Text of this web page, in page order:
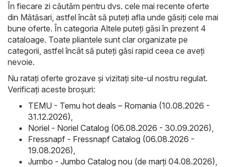
În fiecare zi căutăm pentru dvs. cele mai recente oferte
din Mătăsari, astfel încât să puteți afla unde găsiți cele mai
bune oferte. În categoria Altele puteți găsi în prezent 4
cataloage. Toate pliantele sunt clar organizate pe
categorii, astfel încât să puteți găsi rapid ceea ce aveți
nevoie.
Nu ratați oferte grozave și vizitați site-ul nostru regulat.
Verificați aceste broșuri:
TEMU - Temu hot deals – Romania (10.08.2026 -
31.12.2026)
Noriel - Noriel Catalog (06.08.2026 - 30.09.2026)
Fressnapf - Fressnapf Catalog (06.08.2026 -
19.08.2026)
Jumbo - Jumbo Catalog nou (de marți 04.08.2026)